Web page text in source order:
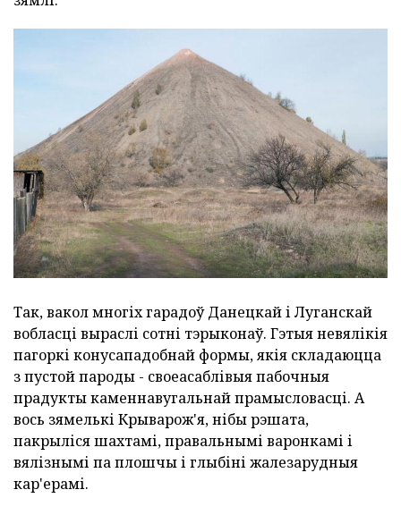
Так, вакол многіх гарадоў Данецкай і Луганскай
вобласці выраслі сотні тэрыконаў. Гэтыя невялікія
пагоркі конусападобнай формы, якія складаюцца
з пустой пароды - своеасаблівыя пабочныя
прадукты каменнавугальнай прамысловасці. А
вось зямелькі Крыварож'я, нібы рэшата,
пакрыліся шахтамі, правальнымі варонкамі і
вялізнымі па плошчы і глыбіні жалезарудныя
кар'ерамі.